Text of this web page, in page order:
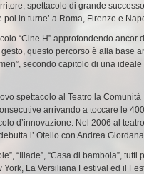
, spettacolo di grande
poi in turne’ a Roma, Firenze e
“Cine H” approfondendo ancor
questo percorso è alla base
”, secondo capitolo di una
spettacolo al Teatro la Comunità
arrivando a toccare le
d’innovazione. Nel 2006 al
l’ Otello con Andrea
”, “ Iliade”, “Casa di bambola”, tutti
York, La Versiliana Festival ed il